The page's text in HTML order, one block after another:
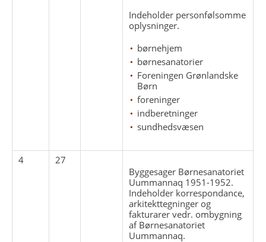
Indeholder personfølsomme
oplysninger.
børnehjem
børnesanatorier
Foreningen Grønlandske
Børn
foreninger
indberetninger
sundhedsvæsen
4
27
Byggesager Børnesanatoriet
Uummannaq 1951-1952.
Indeholder korrespondance,
arkitekttegninger og
fakturarer vedr. ombygning
af Børnesanatoriet
Uummannaq.